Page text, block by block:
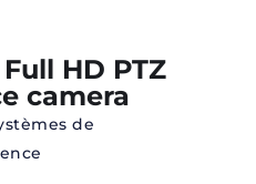
HD PTZ
camera
de